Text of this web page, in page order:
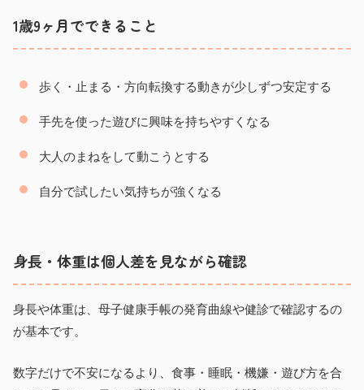
1歳9ヶ月でできること
歩く・止まる・方向転換する動きが少しずつ安定する
手先を使った遊びに興味を持ちやすくなる
大人のまねをして動こうとする
自分で試したい気持ちが強くなる
身長・体重は個人差を見ながら確認
身長や体重は、母子健康手帳の発育曲線や健診で確認するの
が基本です。
数字だけで不安になるより、食事・睡眠・機嫌・遊び方を合